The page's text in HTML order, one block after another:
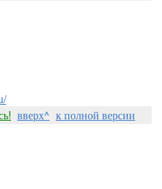
вверх^ к полной версии